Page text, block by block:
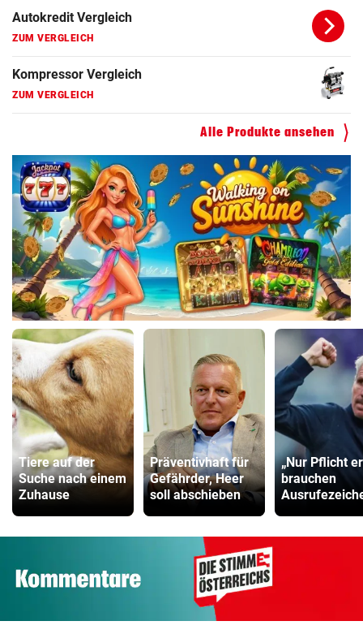
Motorradhelm Vergleich
ZUM VERGLEICH
Schneeketten Vergleich
ZUM VERGLEICH
ZUM VERGLEICH
Autokredit Vergleich
ZUM VERGLEICH
Kompressor Vergleich
ZUM VERGLEICH
Alle Produkte ansehen
Tiere auf der
Suche nach einem
Zuhause
Präventivhaft für
Gefährder, Heer
soll abschieben
„Nur Pflicht
brauchen